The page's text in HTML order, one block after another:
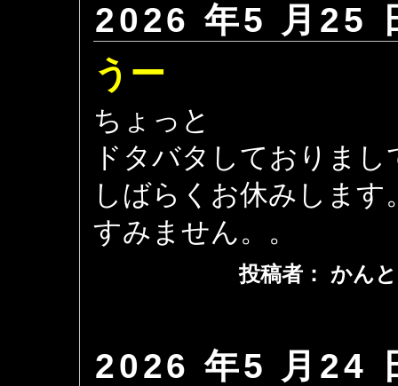
2026 年5 月25
うー
ちょっと
ドタバタしておりまし
しばらくお休みします
すみません。。
投稿者： かん
2026 年5 月24